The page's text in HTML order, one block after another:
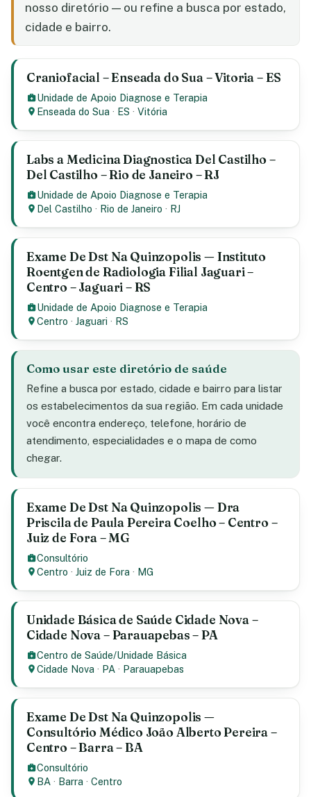
nosso diretório — ou refine a busca por estado,
cidade e bairro.
Craniofacial – Enseada do Sua – Vitoria – ES
Unidade de Apoio Diagnose e Terapia
Enseada do Sua · ES ·Vitória
Labs a Medicina Diagnostica Del Castilho –
Del Castilho – Rio de Janeiro – RJ
Unidade de Apoio Diagnose e Terapia
Del Castilho · Rio de Janeiro · RJ
Exame De Dst Na Quinzopolis — Instituto
Roentgen de Radiologia Filial Jaguari –
Centro – Jaguari – RS
Unidade de Apoio Diagnose e Terapia
Centro ·Jaguari · RS
Como usar este diretório de saúde
Refine a busca por estado, cidade e bairro para listar
os estabelecimentos da sua região. Em cada unidade
você encontra endereço, telefone, horário de
atendimento, especialidades e o mapa de como
chegar.
Exame De Dst Na Quinzopolis — Dra
Priscila de Paula Pereira Coelho – Centro –
Juiz de Fora – MG
Consultório
Centro ·Juiz de Fora · MG
Unidade Básica de Saúde Cidade Nova –
Cidade Nova – Parauapebas – PA
Centro de Saúde/Unidade Básica
Cidade Nova · PA · Parauapebas
Exame De Dst Na Quinzopolis —
Consultório Médico João Alberto Pereira –
Centro – Barra – BA
Consultório
BA · Barra ·Centro